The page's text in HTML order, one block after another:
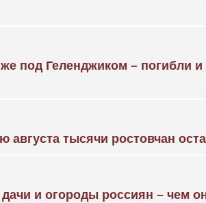
под Геленджиком – погибли
августа тысячи ростовчан
и огороды россиян – чем